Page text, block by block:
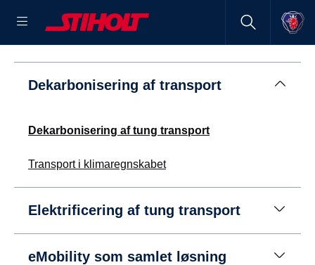
Dekarbonisering af transport
Dekarbonisering af tung transport
Transport i klimaregnskabet
Elektrificering af tung transport
eMobility som samlet løsning